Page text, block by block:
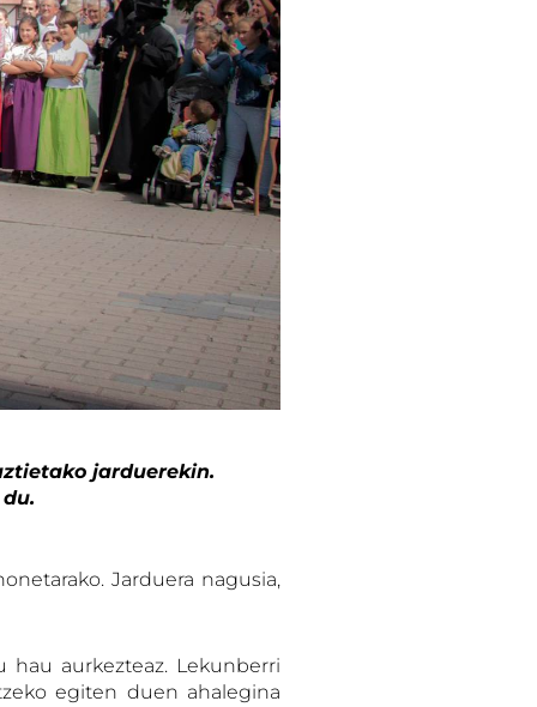
jarduerekin.
Jarduera nagusia,
hau aurkezteaz. Lekunberri
egiten duen ahalegina